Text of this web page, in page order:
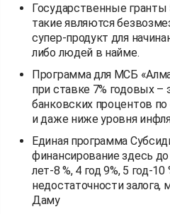
Государственные
такие являются
супер-продукт для
либо людей в найме.
Программа для МСБ
при ставке 7% годовых
банковских процентов
и даже ниже уровня
Единая программа
финансирование здесь
лет-8 %, 4 год 9%, 5 год-10
недостаточности
Даму